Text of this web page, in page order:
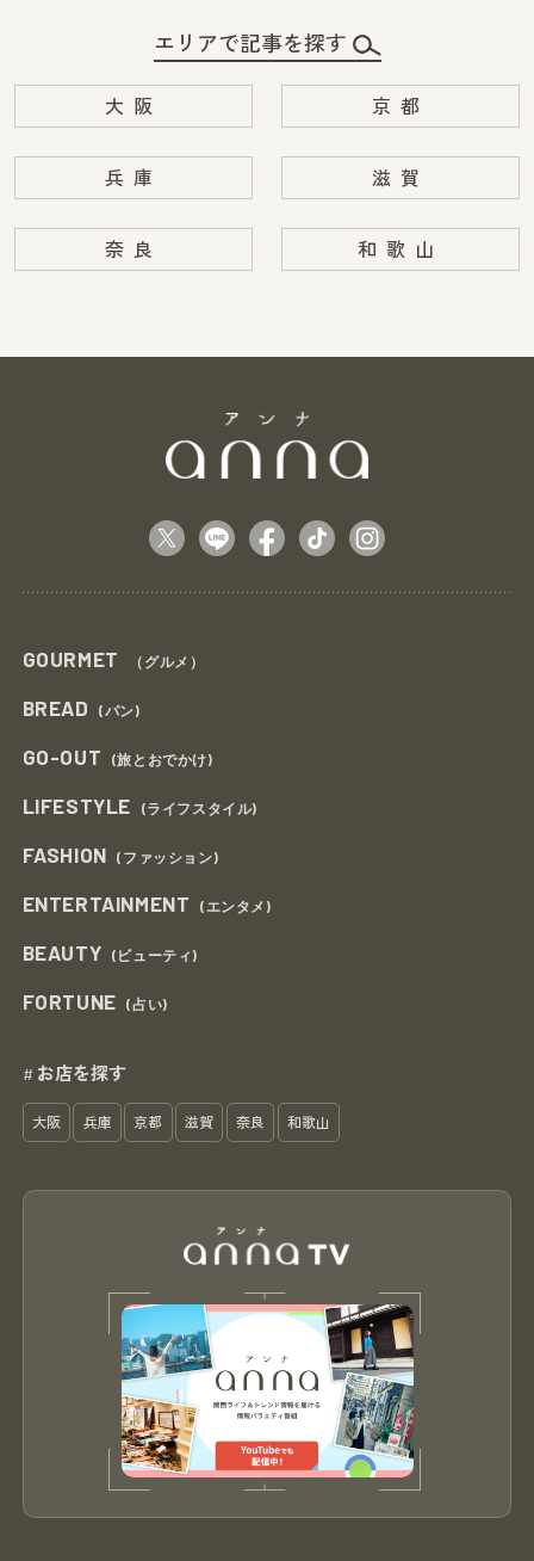
エリアで記事を探す
大阪 京都
兵庫 滋賀
奈良 和歌山
GOURMET （グルメ）
BREAD (パン)
GO-OUT (旅とおでかけ)
LIFESTYLE (ライフスタイル)
FASHION (ファッション)
ENTERTAINMENT (エンタメ)
BEAUTY (ビューティ)
FORTUNE (占い)
# お店を探す
大阪 兵庫 京都 滋賀 奈良 和歌山